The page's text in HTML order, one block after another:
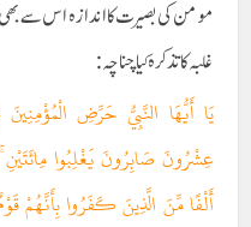
مومن کی بصیرت کا اندازہ اس سے بھی
غلبہ کا تذکرہ کیا چناچہ:
يَا أَيُّهَا النَّبِيُّ حَرِّضِ
عِشْرُونَ صَابِرُونَ يَغْلِبُوا